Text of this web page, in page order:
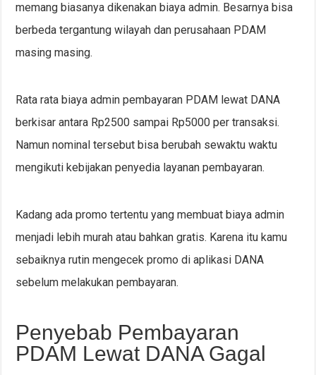
memang biasanya dikenakan biaya admin. Besarnya bisa
berbeda tergantung wilayah dan perusahaan PDAM
masing masing.
Rata rata biaya admin pembayaran PDAM lewat DANA
berkisar antara Rp2500 sampai Rp5000 per transaksi.
Namun nominal tersebut bisa berubah sewaktu waktu
mengikuti kebijakan penyedia layanan pembayaran.
Kadang ada promo tertentu yang membuat biaya admin
menjadi lebih murah atau bahkan gratis. Karena itu kamu
sebaiknya rutin mengecek promo di aplikasi DANA
sebelum melakukan pembayaran.
Penyebab Pembayaran
PDAM Lewat DANA Gagal